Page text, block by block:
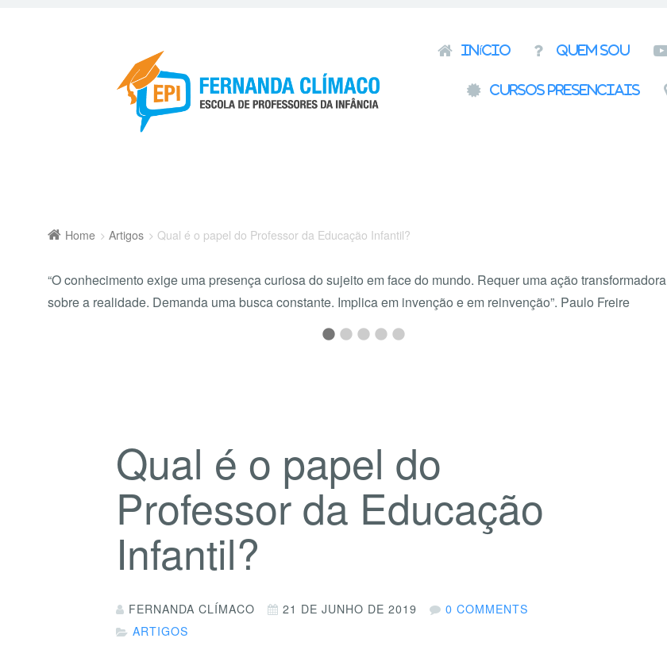
Pular para o conteúdo
Início Quem Sou
Cursos presenciais
Home Artigos Qual é o papel do Professor da Educação Infantil?
“O conhecimento exige uma presença curiosa do sujeito em face do mundo. Requer uma ação transformadora
sobre a realidade. Demanda uma busca constante. Implica em invenção e em reinvenção”. Paulo Freire
Qual é o papel do
Professor da Educação
Infantil?
FERNANDA CLÍMACO 21 DE JUNHO DE 2019
0 COMMENTS
ARTIGOS